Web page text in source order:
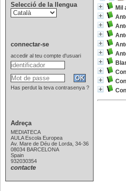
Mil
Selecció de la llengua
connectar-se
accedir al teu compte d'usuari
Has perdut la teva contrasenya ?
Adreça
MEDIATECA
AULA Escola Europea
Av. Mare de Déu de Lorda, 34-36
08034 BARCELONA
Spain
932030354
contacte